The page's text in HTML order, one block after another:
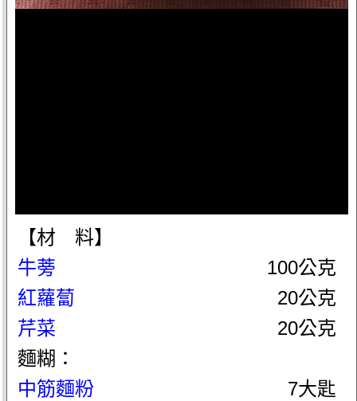
【材 料】
牛蒡
100公克
紅蘿蔔
20公克
芹菜
20公克
麵糊：
中筋麵粉
7大匙